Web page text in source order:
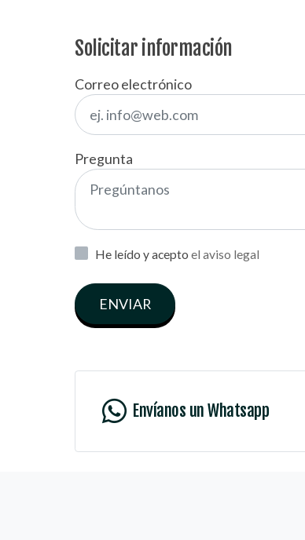
Solicitar información
Correo electrónico
Pregunta
He leído y acepto el aviso legal
ENVIAR
Envíanos un Whatsapp